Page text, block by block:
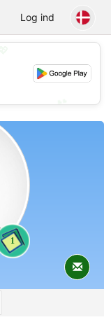
Log ind
1